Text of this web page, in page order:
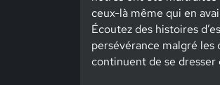
ceux-là même qui en
Écoutez des histoires
persévérance malgré les
continuent de se dresser